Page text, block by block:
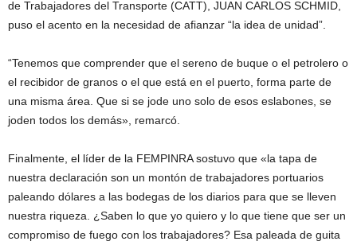
de Trabajadores del Transporte (CATT), JUAN CARLOS SCHMID,
puso el acento en la necesidad de afianzar “la idea de unidad”.
“Tenemos que comprender que el sereno de buque o el petrolero o
el recibidor de granos o el que está en el puerto, forma parte de
una misma área. Que si se jode uno solo de esos eslabones, se
joden todos los demás», remarcó.
Finalmente, el líder de la FEMPINRA sostuvo que «la tapa de
nuestra declaración son un montón de trabajadores portuarios
paleando dólares a las bodegas de los diarios para que se lleven
nuestra riqueza. ¿Saben lo que yo quiero y lo que tiene que ser un
compromiso de fuego con los trabajadores? Esa paleada de guita